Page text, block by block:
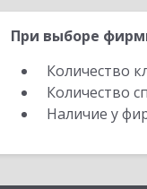
При выборе
Количество
Количество
Наличие у